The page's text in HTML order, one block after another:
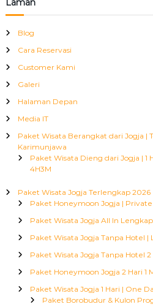
Laman
Blog
Cara Reservasi
Customer Kami
Galeri
Halaman Depan
Media IT
Paket Wisata Berangkat dari Jogja |
Karimunjawa
Paket Wisata Dieng dari Jogja | 1
4H3M
Paket Wisata Jogja Terlengkap 2026
Paket Honeymoon Jogja |
Paket Wisata Jogja All In
Paket Wisata Jogja Tanpa Hotel |
Paket Wisata Jogja Tanpa Hotel 2
Paket Honeymoon Jogja 2 Hari 1
Paket Wisata Jogja 1 Hari | One
Paket Borobudur & Kulon